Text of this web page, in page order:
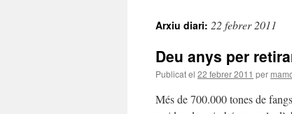
Arxiu diari: 22 febrer 2011
Deu anys per
Publicat el 22 febrer 2011 per
Més de 700.000 tones de